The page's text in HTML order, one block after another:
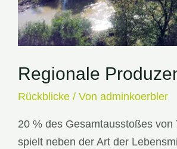
Regionale
Rückblicke / Vonadminkoerbler
20 % des Gesamtausstoßes
spielt neben der Art der